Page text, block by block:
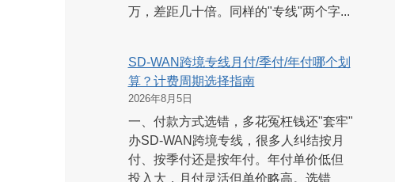
万，差距几十倍。同样的"专线"两个字...
SD-WAN跨境专线月付/季付/年付哪个划
算？计费周期选择指南
2026年8月5日
一、付款方式选错，多花冤枉钱还"套牢"
办SD-WAN跨境专线，很多人纠结按月
付、按季付还是按年付。年付单价低但
投入大，月付灵活但单价略高。选错